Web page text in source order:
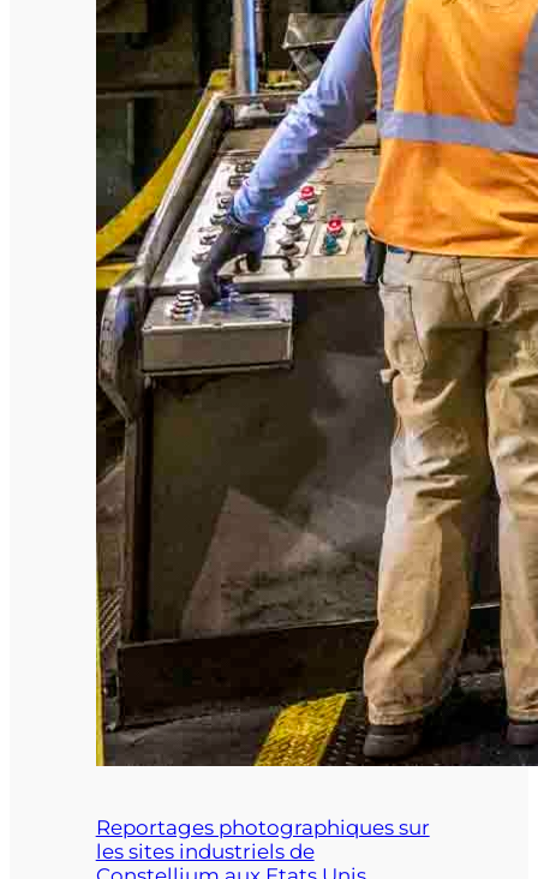
Reportages photographiques sur
les sites industriels de